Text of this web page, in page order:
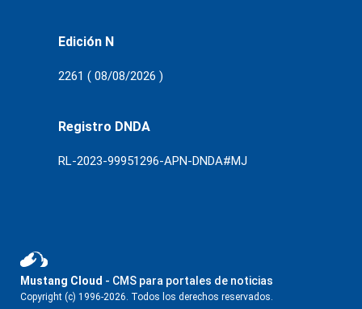
Edición N
2261 ( 08/08/2026 )
Registro DNDA
RL-2023-99951296-APN-DNDA#MJ
Mustang Cloud - CMS para portales de noticias
Copyright (c) 1996-2026. Todos los derechos reservados.